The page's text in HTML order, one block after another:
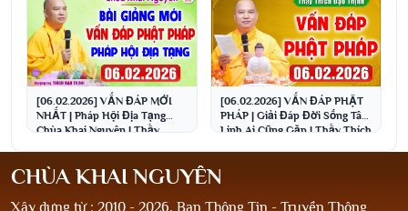
[06.02.2026] VẤN ĐÁP MỚI
NHẤT | Pháp Hội Địa Tạng
Chùa Khai Nguyên | Thầy
[06.02.2026] VẤN ĐÁP PHẬT
PHÁP | Giải Đáp Đời Sống Tâm
Linh Ai Cũng Gặp | Thầy Thích
CHÙA KHAI NGUYÊN
Xây dựng từ : 2010 - 2026, Ban Thông Tin - Truyền Thông